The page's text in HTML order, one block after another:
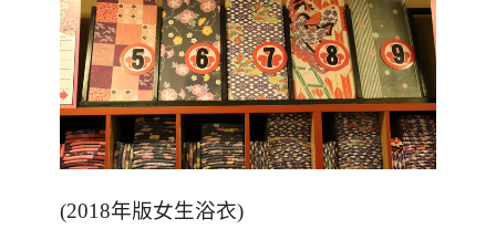
(2018年版女生浴衣)